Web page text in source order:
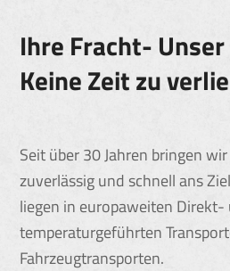
Ihre Fracht-
Keine Zeit zu
Seit über 30 Jahren bringen
zuverlässig und schnell ans
liegen in europaweiten
temperaturgeführten
Fahrzeugtransporten.